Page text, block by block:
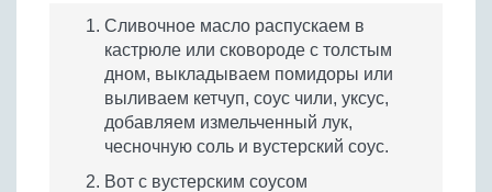
Сливочное масло распускаем в
кастрюле или сковороде с толстым
дном, выкладываем помидоры или
выливаем кетчуп, соус чили, уксус,
добавляем измельченный лук,
чесночную соль и вустерский соус.
Вот с вустерским соусом